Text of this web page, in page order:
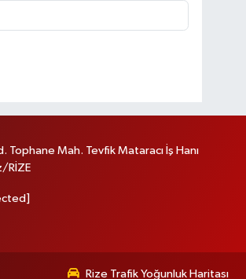
Tophane Mah. Tevfik Mataracı İş Hanı
RİZE
Rize Trafik Yoğunluk Haritası